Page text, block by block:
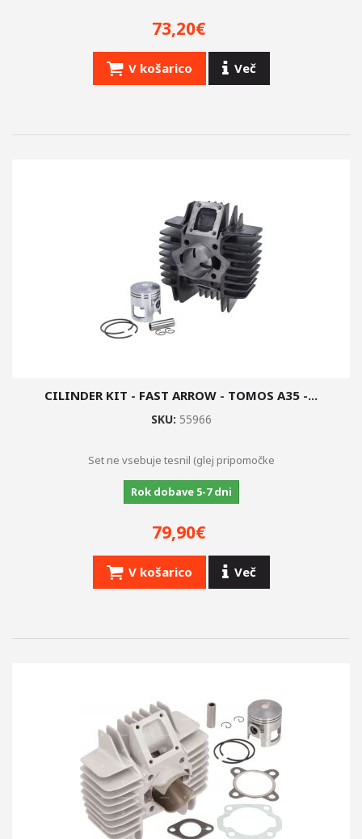
73,20€
V košarico Več
CILINDER KIT - FAST ARROW - TOMOS A35 -...
SKU: 55966
Set ne vsebuje tesnil (glej pripomočke
Rok dobave 5-7 dni
79,90€
V košarico Več